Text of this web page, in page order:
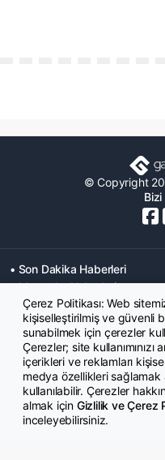
© Copyright
• Son Dakika Haberleri
• Memurlar Haberleri
• Ekonomi Haberleri
• Yaşam Haberleri
• Mahkeme Kararları
Haberleri
Çerez Politikası: Web
kişiselleştirilmiş ve güvenli
sunabilmek için çerezler
Çerezler; site kullanımınızı
içerikleri ve reklamları
medya özellikleri sağlamak
kullanılabilir. Çerezler
almak için Gizlilik ve Çerez
inceleyebilirsiniz.